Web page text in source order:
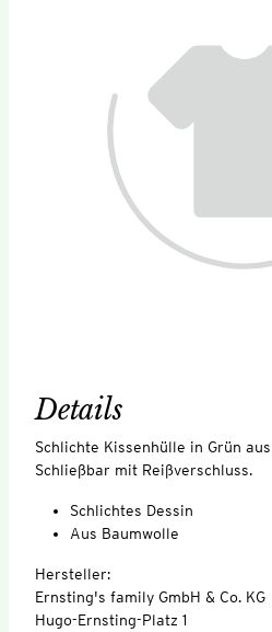
Details
Schlichte Kissenhülle in Grün
Schließbar mit Reißverschluss.
Schlichtes Dessin
Aus Baumwolle
Hersteller:
Ernsting's family GmbH & Co. KG
Hugo-Ernsting-Platz 1